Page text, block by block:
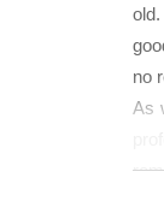
no
As